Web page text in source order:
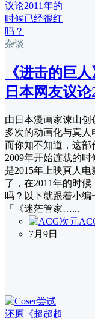
杂谈
《进击的巨
日本网友议
由日本漫画家谏山创
多次的动画化与真
而你知不知道，这部
2009年开始连载的
是2015年上映真人
了，在2011年的时
吗？以下就跟着小编
「《迷茫管家…...
7月9日